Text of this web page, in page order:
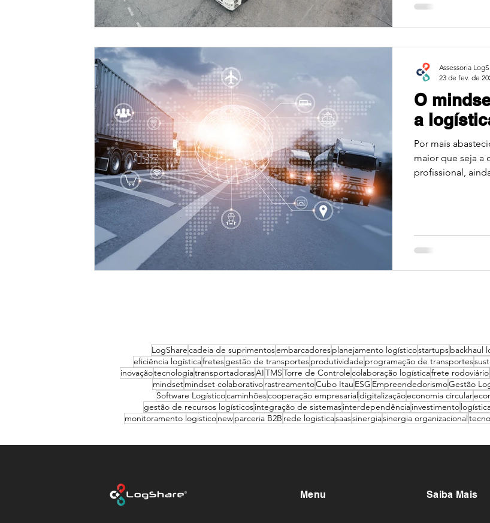
O
a
Por mais
maior que seja a
profissional,
Assessoria
23 de fev. de
LogSharecadeia de suprimentosembarcadoresplanejamento logísticostartupsbackhaul
eficiência logísticafretesgestão de transportesprodutividade programação de transportes
inovaçãotecnologiatransportadorasAITMSTorre de Controlecolaboração logísticafrete rodoviário
mindsetmindset colaborativorastreamentoCubo Itau ESG EmpreendedorismoGestão
Software Logísticocaminhõescooperação empresarialdigitalizaçãoeconomia circular
gestão de recursos logísticosintegração de sistemasinterdependênciainvestimento
monitoramento logisticonewparceria B2B rede logisticasaassinergiasinergia organizacional
Menu Saiba Mais